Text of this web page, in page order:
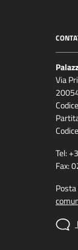
Via
Tel:
Fax: